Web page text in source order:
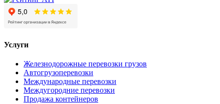
Услуги
Железнодорожные перевозки грузов
Автогрузоперевозки
Международные перевозки
Междугородние перевозки
Продажа контейнеров